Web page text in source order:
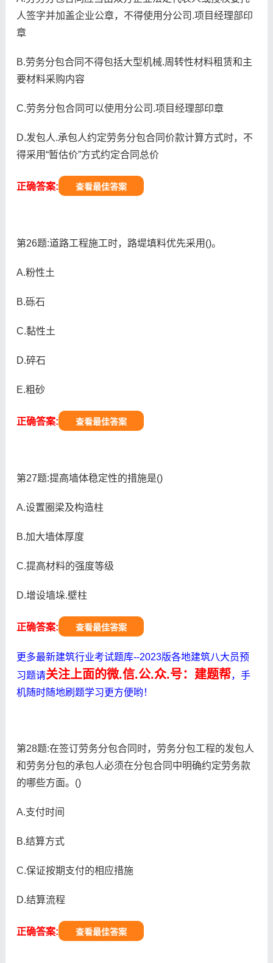
人签字并加盖企业公章，不得使用分公司.项目经理部印
章
B.劳务分包合同不得包括大型机械.周转性材料租赁和主
要材料采购内容
C.劳务分包合同可以使用分公司.项目经理部印章
D.发包人.承包人约定劳务分包合同价款计算方式时，不
得采用“暂估价”方式约定合同总价
正确答案: 查看最佳答案
第26题:道路工程施工时，路堤填料优先采用()。
A.粉性土
B.砾石
C.黏性土
D.碎石
E.粗砂
正确答案: 查看最佳答案
第27题:提高墙体稳定性的措施是()
A.设置圈梁及构造柱
B.加大墙体厚度
C.提高材料的强度等级
D.增设墙垛.壁柱
正确答案: 查看最佳答案
更多最新建筑行业考试题库--2023版各地建筑八大员预
习题请关注上面的微.信.公.众.号：建题帮，手
机随时随地刷题学习更方便哟！
第28题:在签订劳务分包合同时，劳务分包工程的发包人
和劳务分包的承包人必须在分包合同中明确约定劳务款
的哪些方面。()
A.支付时间
B.结算方式
C.保证按期支付的相应措施
D.结算流程
正确答案: 查看最佳答案